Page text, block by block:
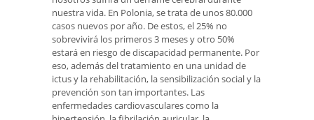
nuestra vida. En Polonia, se trata de unos 80.000
casos nuevos por año. De estos, el 25% no
sobrevivirá los primeros 3 meses y otro 50%
estará en riesgo de discapacidad permanente. Por
eso, además del tratamiento en una unidad de
ictus y la rehabilitación, la sensibilización social y la
prevención son tan importantes. Las
enfermedades cardiovasculares como la